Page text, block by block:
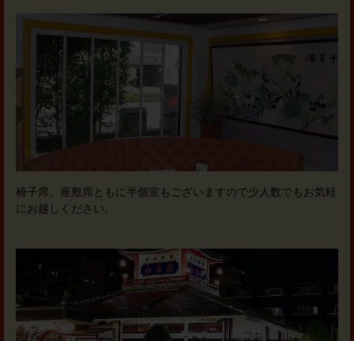
椅子席、座敷席ともに半個室もございますので少人数でもお気軽
にお越しください。